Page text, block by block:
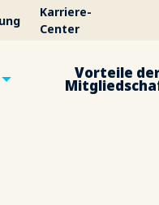
Karriere-
Center
Vorteile